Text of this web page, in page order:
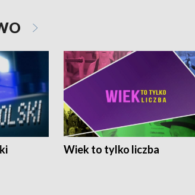
Wiek to tylko liczba